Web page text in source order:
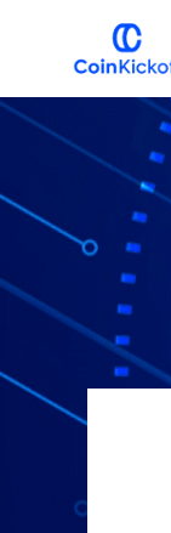
主
主
容
COIN
开
球